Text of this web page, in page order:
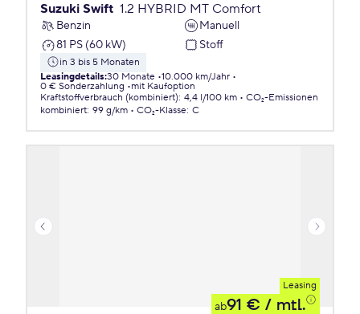
Suzuki Swift 1.2 HYBRID MT Comfort
Benzin
Manuell
81 PS (60 kW)
Stoff
in 3 bis 5 Monaten
Leasingdetails:30 Monate 10.000 km/Jahr
0 € Sonderzahlung
mit Kaufoption
Kraftstoffverbrauch (kombiniert): 4,4 l/100 km
CO₂-Emissionen
kombiniert: 99 g/km CO₂-Klasse: C
Leasing
ab91 € / mtl.